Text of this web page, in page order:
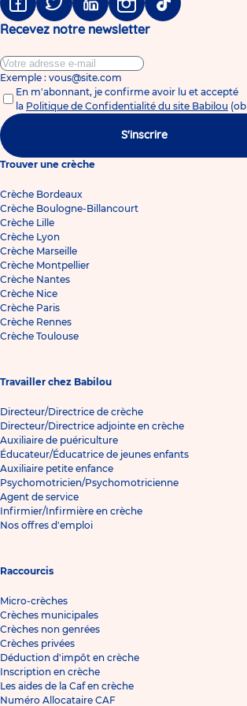
FacebookTwitter LinkedinInstagramTiktok
Recevez notre newsletter
Exemple : vous@site.com
En m'abonnant, je confirme avoir lu et accepté
la Politique de Confidentialité du site Babilou
S'inscrire
Trouver une crèche
Crèche Bordeaux
Crèche Boulogne-Billancourt
Crèche Lille
Crèche Lyon
Crèche Marseille
Crèche Montpellier
Crèche Nantes
Crèche Nice
Crèche Paris
Crèche Rennes
Crèche Toulouse
Travailler chez Babilou
Directeur/Directrice de crèche
Directeur/Directrice adjointe en crèche
Auxiliaire de puériculture
Éducateur/Éducatrice de jeunes enfants
Auxiliaire petite enfance
Psychomotricien/Psychomotricienne
Agent de service
Infirmier/Infirmière en crèche
Nos offres d'emploi
Raccourcis
Micro-crèches
Crèches municipales
Crèches non genrées
Crèches privées
Déduction d'impôt en crèche
Inscription en crèche
Les aides de la Caf en crèche
Numéro Allocataire CAF